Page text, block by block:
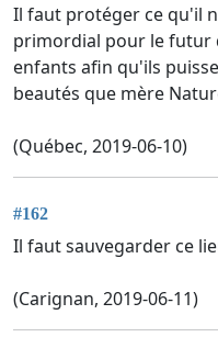
Il faut protéger ce qu'il
primordial pour le futur
enfants afin qu'ils
beautés que mère
(Québec, 2019-06-10)
#162
Il faut sauvegarder ce
(Carignan, 2019-06-11)